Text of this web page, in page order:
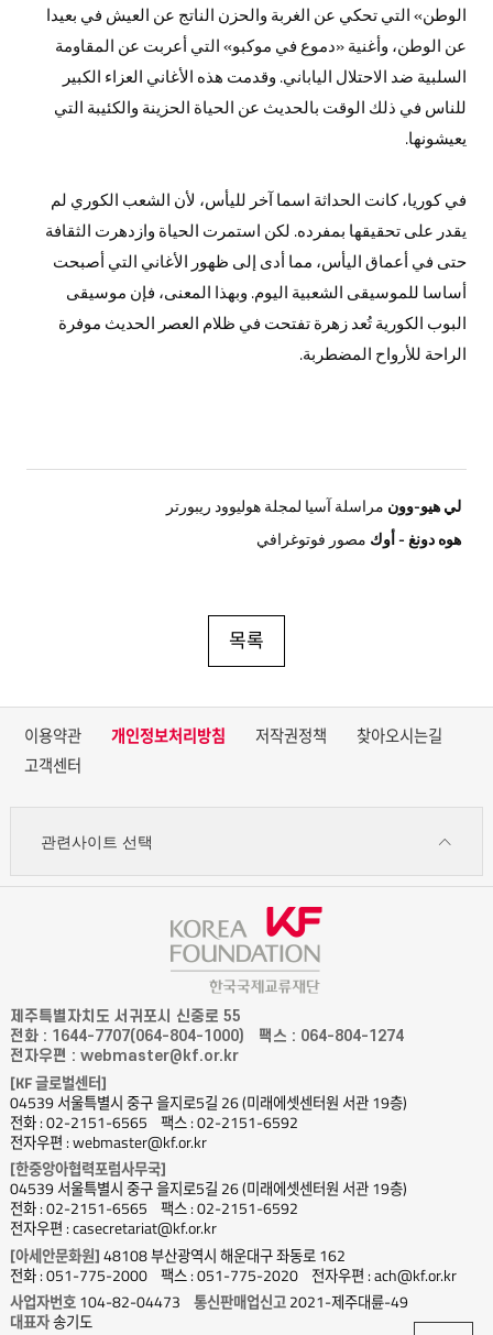
الوطن» التي تحكي عن الغربة والحزن الناتج عن العيش في بعيدا
عن الوطن، وأغنية «دموع في موكبو» التي أعربت عن المقاومة
السلبية ضد الاحتلال الياباني. وقدمت هذه الأغاني العزاء الكبير
للناس في ذلك الوقت بالحديث عن الحياة الحزينة والكئيبة التي
يعيشونها.
في كوريا، كانت الحداثة اسما آخر لليأس، لأن الشعب الكوري لم
يقدر على تحقيقها بمفرده. لكن استمرت الحياة وازدهرت الثقافة
حتى في أعماق اليأس، مما أدى إلى ظهور الأغاني التي أصبحت
أساسا للموسيقى الشعبية اليوم. وبهذا المعنى، فإن موسيقى
البوب الكورية تُعد زهرة تفتحت في ظلام العصر الحديث موفرة
الراحة للأرواح المضطربة.
لي هيو-وون مراسلة آسيا لمجلة هوليوود ريبورتر
هوه دونغ - أوك مصور فوتوغرافي
목록
이용약관 개인정보처리방침 저작권정책
찾아오시는길
고객센터
관련사이트 선택
제주특별자치도 서귀포시 신중로 55
전화 : 1644-7707(064-804-1000)
팩스 : 064-804-1274
전자우편 : webmaster@kf.or.kr
[KF 글로벌센터]
04539 서울특별시 중구 을지로5길 26 (미래에셋센터원 서관 19층)
전화 : 02-2151-6565
팩스 : 02-2151-6592
전자우편 : webmaster@kf.or.kr
[한중앙아협력포럼사무국]
04539 서울특별시 중구 을지로5길 26 (미래에셋센터원 서관 19층)
전화 : 02-2151-6565
팩스 : 02-2151-6592
전자우편 : casecretariat@kf.or.kr
[아세안문화원] 48108 부산광역시 해운대구 좌동로 162
전화 : 051-775-2000
팩스 : 051-775-2020
전자우편 : ach@kf.or.kr
사업자번호104-82-04473 통신판매업신고2021-제주대륜-49
대표자송기도